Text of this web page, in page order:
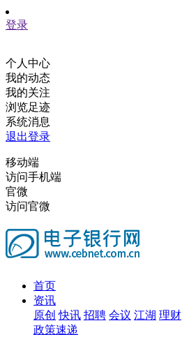
登录
个人中心
我的动态
我的关注
浏览足迹
系统消息
退出登录
移动端
访问手机端
官微
访问官微
首页
资讯
原创 快讯 招聘 会议 江湖 理财
政策速递